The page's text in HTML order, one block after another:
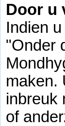
Door u
Indien
"Onder
maken.
inbreuk
of